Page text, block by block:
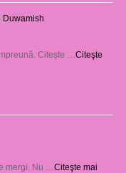
Duwamish
Citește … Citeşte
mergi. Nu … Citeşte mai